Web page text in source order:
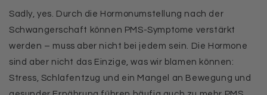
Sadly, yes. Durch die Hormonumstellung nach der
Schwangerschaft können PMS-Symptome verstärkt
werden – muss aber nicht bei jedem sein. Die Hormone
sind aber nicht das Einzige, was wir blamen können:
Stress, Schlafentzug und ein Mangel an Bewegung und